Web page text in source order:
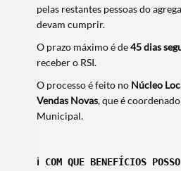
pelas restantes pessoas do
devam cumprir.
O prazo máximo é de45 dias
receber o RSI.
O processo é feito no Núcleo
Vendas Novas, que é
Municipal.
ℹ️ COM QUE BENEFÍCIOS